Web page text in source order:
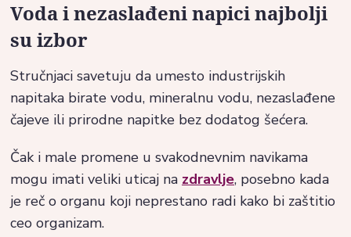
Voda i nezaslađeni napici najbolji
su izbor
Stručnjaci savetuju da umesto industrijskih
napitaka birate vodu, mineralnu vodu, nezaslađene
čajeve ili prirodne napitke bez dodatog šećera.
Čak i male promene u svakodnevnim navikama
mogu imati veliki uticaj na zdravlje, posebno kada
je reč o organu koji neprestano radi kako bi zaštitio
ceo organizam.